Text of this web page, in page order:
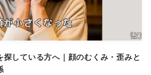
している方へ｜顔のむくみ・歪みと